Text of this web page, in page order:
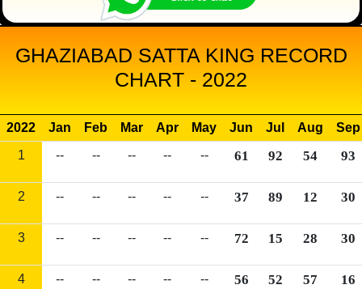
GHAZIABAD SATTA KING RECORD
CHART - 2022
2022 Jan Feb Mar Apr May Jun Jul Aug
Sep
1
-- -- -- -- -- 61 92 54 93
2 -- -- -- -- -- 37 89 12 30
3 -- -- -- -- -- 72 15 28 30
4 -- -- -- -- -- 56 52 57 16